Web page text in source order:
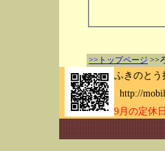
>>トップページ >>
ふきのとう
http://
9月の定休